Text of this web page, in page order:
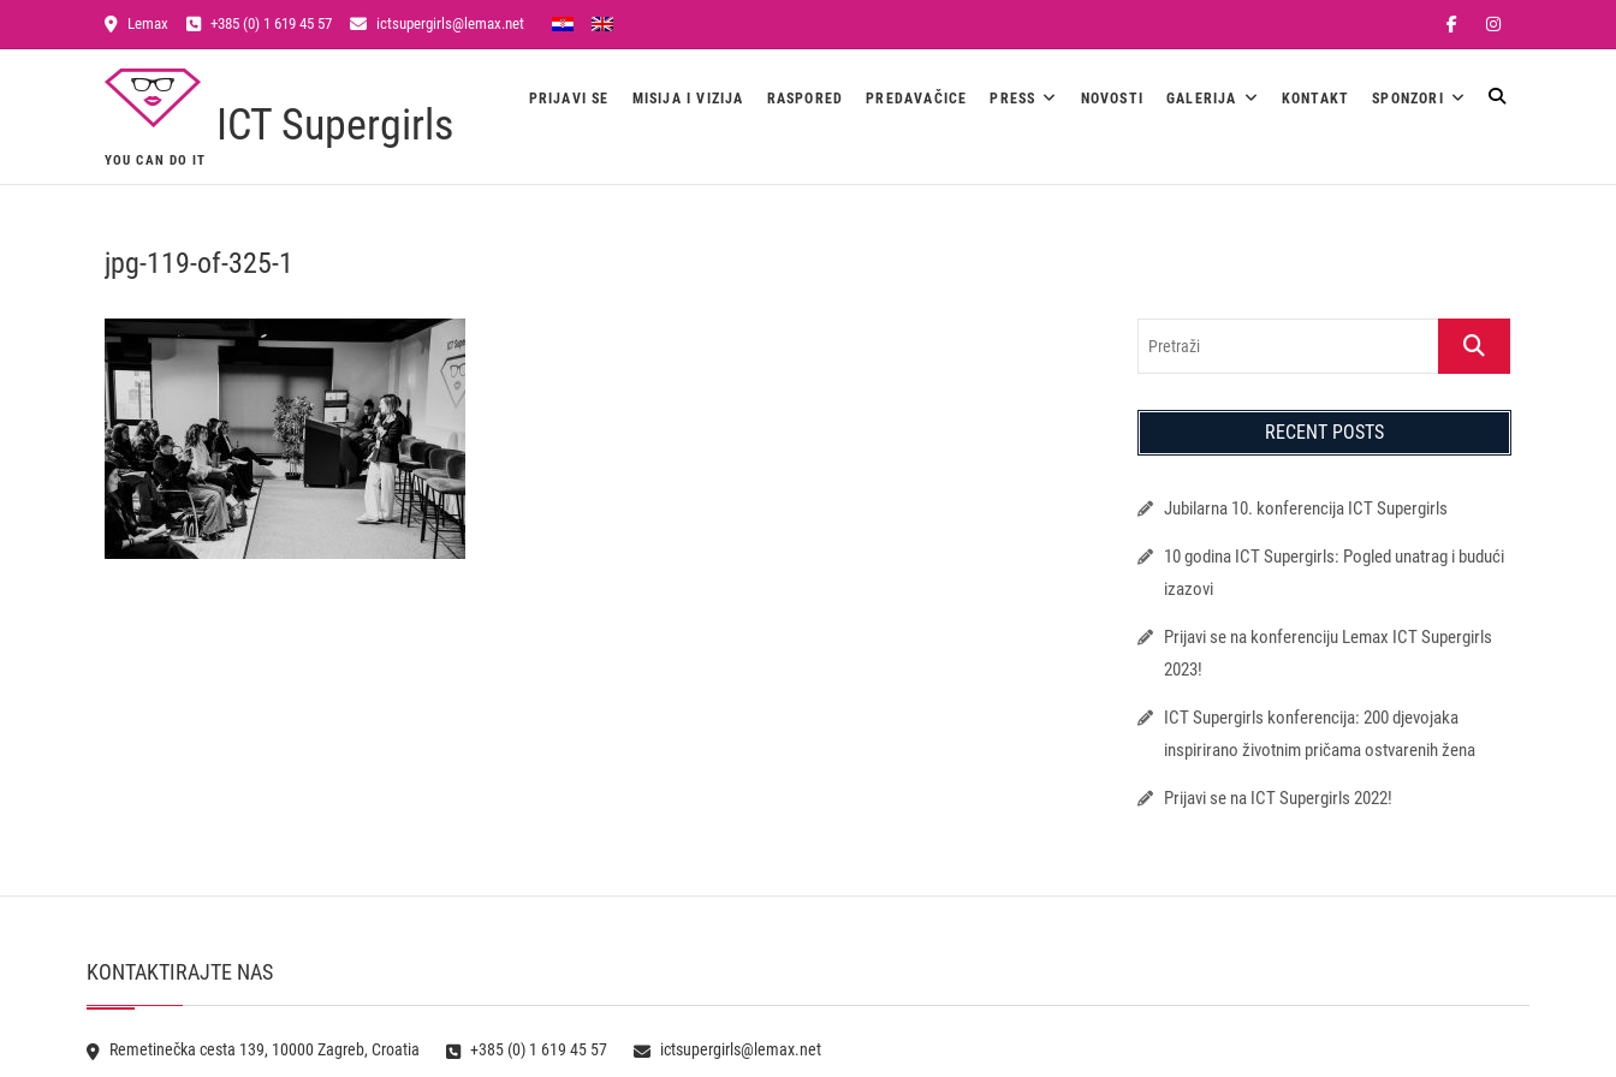
Lemax +385 (0) 1 619 45 57 ictsupergirls@lemax.net FacebookInstagram
ICT Supergirls
YOU CAN DO IT
PRIJAVI SE MISIJA I VIZIJA RASPORED PREDAVAČICE PRESS NOVOSTI GALERIJA KONTAKT SPONZORI
jpg-119-of-325-1
Pretraži
RECENT POSTS
Jubilarna 10. konferencija ICT Supergirls
10 godina ICT Supergirls: Pogled unatrag i budući
izazovi
Prijavi se na konferenciju Lemax ICT Supergirls
2023!
ICT Supergirls konferencija: 200 djevojaka
inspirirano životnim pričama ostvarenih žena
Prijavi se na ICT Supergirls 2022!
KONTAKTIRAJTE NAS
Remetinečka cesta 139, 10000 Zagreb, Croatia +385 (0) 1 619 45 57 ictsupergirls@lemax.net